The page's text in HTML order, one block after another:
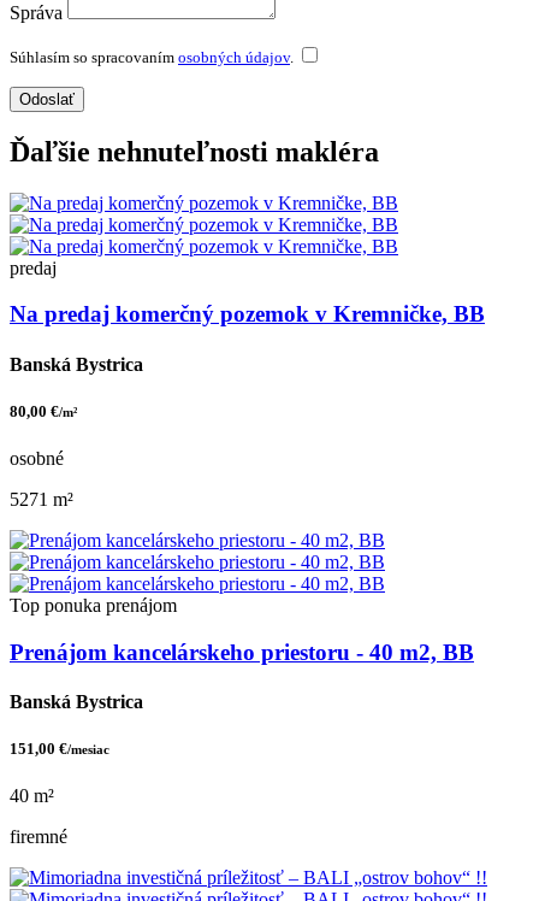
Správa
Súhlasím so spracovaním osobných údajov.
Odoslať
Ďaľšie nehnuteľnosti makléra
predaj
Na predaj komerčný pozemok v Kremničke, BB
Banská Bystrica
80,00 €/m²
osobné
5271 m²
Top ponuka prenájom
Prenájom kancelárskeho priestoru - 40 m2, BB
Banská Bystrica
151,00 €/mesiac
40 m²
firemné